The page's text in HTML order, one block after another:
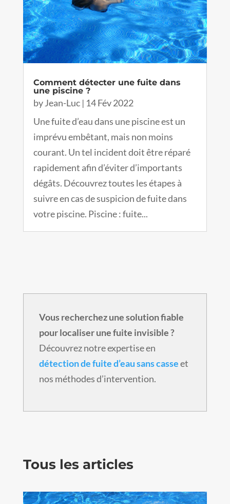
Comment détecter une fuite dans
une piscine ?
byJean-Luc| 14 Fév 2022
Une fuite d’eau dans une piscine est un
imprévu embêtant, mais non moins
courant. Un tel incident doit être réparé
rapidement afin d’éviter d’importants
dégâts. Découvrez toutes les étapes à
suivre en cas de suspicion de fuite dans
votre piscine. Piscine : fuite...
Vous recherchez une solution fiable
pour localiser une fuite invisible ?
Découvrez notre expertise en
détection de fuite d’eau sans casseet
nos méthodes d’intervention.
Tous les articles